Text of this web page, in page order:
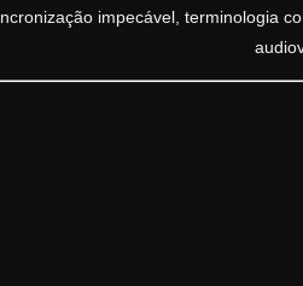
impecável, terminologia